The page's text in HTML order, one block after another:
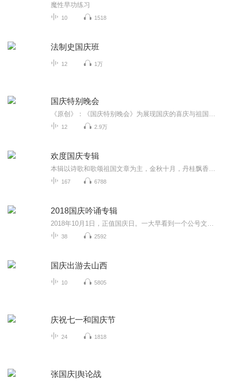
魔性早功练习
10 1518
法制史国庆班
12 1万
国庆特别晚会
12 2.9万
欢度国庆专辑
167 6788
2018国庆吟诵专辑
38 2592
国庆出游去山西
10 5805
庆祝七一和国庆节
24 1818
张国庆|舆论战